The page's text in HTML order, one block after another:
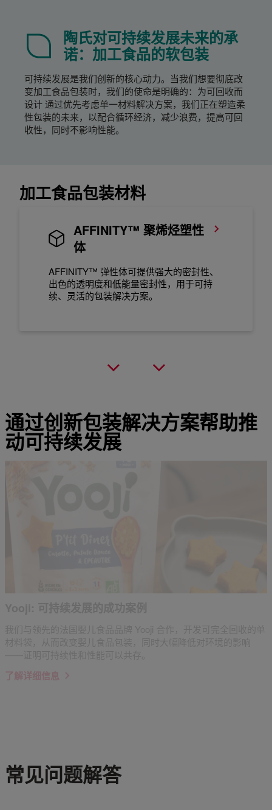
陶氏对可持续发展未来的承
诺：加工食品的软包装
可持续发展是我们创新的核心动力。当我们想要彻底改
变加工食品包装时，我们的使命是明确的：为可回收而
设计 通过优先考虑单一材料解决方案，我们正在塑造柔
性包装的未来，以配合循环经济，减少浪费，提高可回
收性，同时不影响性能。
加工食品包装材料
AFFINITY™ 聚烯烃塑性
体
AFFINITY™ 弹性体可提供强大的密封性、
出色的透明度和低能量密封性，用于可持
续、灵活的包装解决方案。
通过创新包装解决方案帮助推
动可持续发展
了解详细信息
常见问题解答